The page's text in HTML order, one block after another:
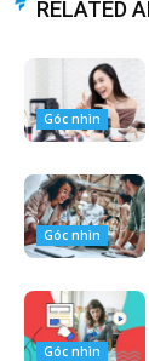
RELATED
Góc nhìn
Góc nhìn
Góc nhìn